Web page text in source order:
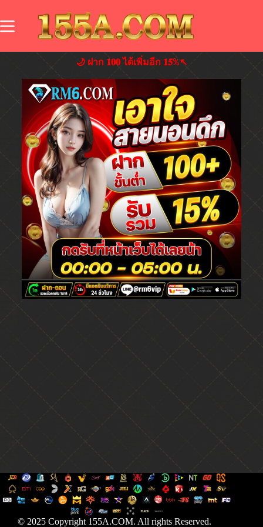
🌙 ฝาก 𝟏𝟎𝟎 ได้เพิ่มอีก 𝟏𝟓%↖️
© 2025 Copyright 155A.COM. All rights Reserved.